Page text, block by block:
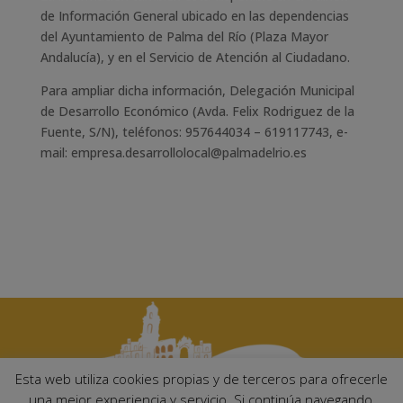
de Información General ubicado en las dependencias
del Ayuntamiento de Palma del Río (Plaza Mayor
Andalucía), y en el Servicio de Atención al Ciudadano.
Para ampliar dicha información, Delegación Municipal
de Desarrollo Económico (Avda. Felix Rodriguez de la
Fuente, S/N), teléfonos: 957644034 – 619117743, e-
mail: empresa.desarrollolocal@palmadelrio.es
Esta web utiliza cookies propias y de terceros para ofrecerle
una mejor experiencia y servicio. Si continúa navegando,